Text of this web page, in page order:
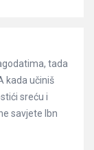
tada
kada učiniš
sreću i
savjete Ibn